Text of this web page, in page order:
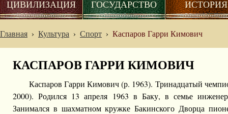
ЦИВИЛИЗАЦИЯ ГОСУДАРСТВО ИСТОРИЯ
Главная › Культура › Спорт › Каспаров Гарри Кимович
КАСПАРОВ ГАРРИ КИМОВИЧ
Каспаров Гарри Кимович (р. 1963). Тринадцатый
2000). Родился 13 апреля 1963 в Баку, в семье
Занимался в шахматном кружке Бакинского Дворца